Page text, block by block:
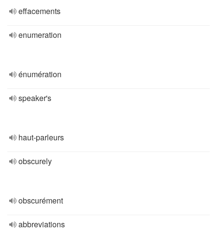
effacements
enumeration
énumération
speaker's
haut-parleurs
obscurely
obscurément
abbreviations